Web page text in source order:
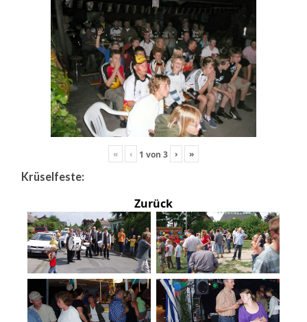
« ‹ 1 von 3 › »
Krüselfeste:
Zurück